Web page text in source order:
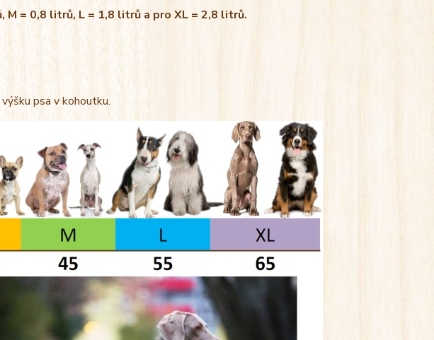
= 0,8 litrů, L = 1,8 litrů a pro XL = 2,8 litrů.
psa v kohoutku.